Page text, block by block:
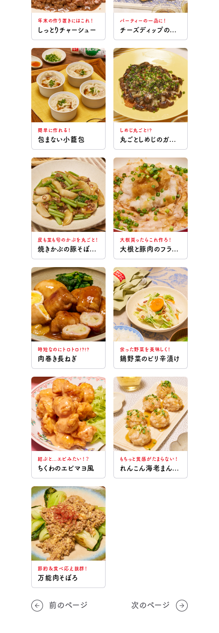
魚介
野菜
卵
豆腐
ごはん
パン
麺
年末の作り置きにはこれ！
しっとりチャーシュー
パーティーの一品に！
チーズディップのブルスケッタ
簡単に作れる！
包まない小籠包
しめじ丸ごと!?
丸ごとしめじのガリバタチーズ焼き
皮も葉も旬のかぶを丸ごと！
焼きかぶの豚そぼろあん
大根買ったらこれ作ろ！
大根と豚肉のフライパン蒸し鍋
時短なのにトロトロ!?!?
肉巻き長ねぎ
余った野菜を美味しく！
鍋野菜のピリ辛漬け
結ぶと…エビみたい！？
ちくわのエビマヨ風
もちっと食感がたまらない！
れんこん海老まんじゅう
節約＆食べ応え抜群！
万能肉そぼろ
前のページ 次のページ